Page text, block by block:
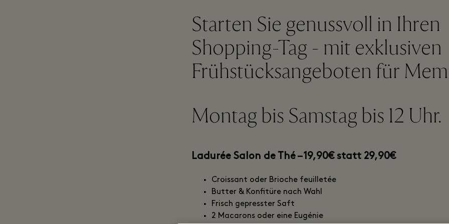
Starten Sie genussvoll in Ihren
Shopping-Tag - mit exklusiven
Frühstücksangeboten für
Montag bis Samstag bis 12 Uhr.
Ladurée Salon de Thé – 19,90€ statt 29,90€
Croissant oder Brioche feuilletée
Butter & Konfitüre nach Wahl
Frisch gepresster Saft
2 Macarons oder eine Eugénie